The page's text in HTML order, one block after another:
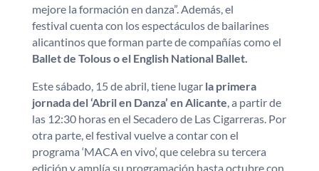
mejore la formación en danza”. Además, el
festival cuenta con los espectáculos de bailarines
alicantinos que forman parte de compañías como el
Ballet de Tolous o el English National Ballet.
Este sábado, 15 de abril, tiene lugar la primera
jornada del ‘Abril en Danza’ en Alicante, a partir de
las 12:30 horas en el Secadero de Las Cigarreras. Por
otra parte, el festival vuelve a contar con el
programa ‘MACA en vivo’, que celebra su tercera
edición y amplía su programación hasta octubre con